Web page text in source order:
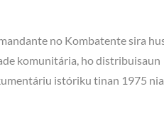
no Kombatente sira
komunitária, ho distribuisaun
istóriku tinan 1975